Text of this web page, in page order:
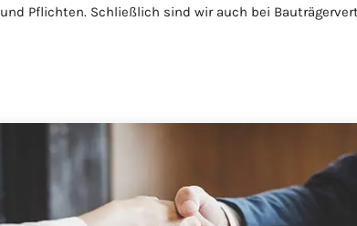
und Pflichten. Schließlich sind wir auch bei